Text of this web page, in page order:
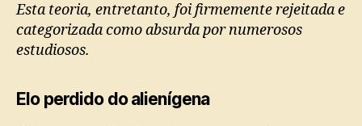
Esta teoria, entretanto, foi firmemente rejeitada e
categorizada como absurda por numerosos
estudiosos.
Elo perdido do alienígena